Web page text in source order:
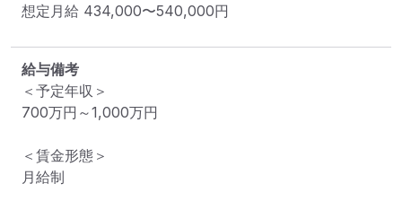
想定月給 434,000〜540,000円
給与備考
＜予定年収＞
700万円～1,000万円
＜賃金形態＞
月給制